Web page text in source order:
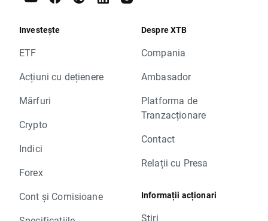
Investește
ETF
Acțiuni cu dețienere
Mărfuri
Crypto
Indici
Forex
Cont și Comisioane
Despre XTB
Compania
Ambasador
Platforma de
Tranzacționare
Contact
Relații cu Presa
Informații acționari
Știri